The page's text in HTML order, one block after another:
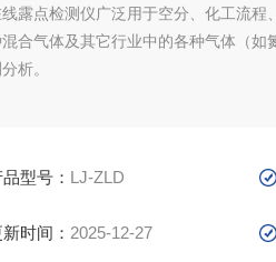
露点检测仪广泛用于空分、化工流
合气体及其它行业中的各种气体（
析。
型号： LJ-ZLD
时间： 2025-12-27